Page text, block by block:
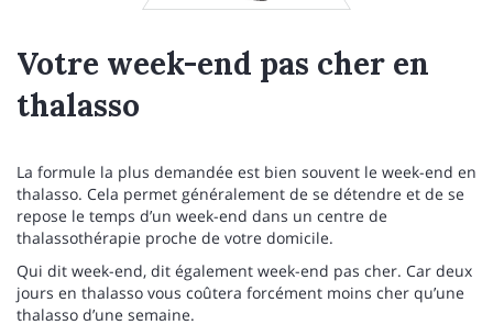
Votre week-end pas cher en
thalasso
La formule la plus demandée est bien souvent le week-end en
thalasso. Cela permet généralement de se détendre et de se
repose le temps d’un week-end dans un centre de
thalassothérapie proche de votre domicile.
Qui dit week-end, dit également week-end pas cher. Car deux
jours en thalasso vous coûtera forcément moins cher qu’une
thalasso d’une semaine.